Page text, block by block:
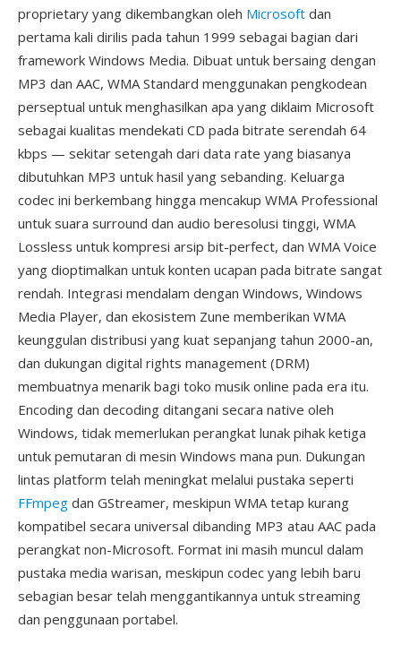
proprietary yang dikembangkan oleh Microsoft dan
pertama kali dirilis pada tahun 1999 sebagai bagian dari
framework Windows Media. Dibuat untuk bersaing dengan
MP3 dan AAC, WMA Standard menggunakan pengkodean
perseptual untuk menghasilkan apa yang diklaim Microsoft
sebagai kualitas mendekati CD pada bitrate serendah 64
kbps — sekitar setengah dari data rate yang biasanya
dibutuhkan MP3 untuk hasil yang sebanding. Keluarga
codec ini berkembang hingga mencakup WMA Professional
untuk suara surround dan audio beresolusi tinggi, WMA
Lossless untuk kompresi arsip bit-perfect, dan WMA Voice
yang dioptimalkan untuk konten ucapan pada bitrate sangat
rendah. Integrasi mendalam dengan Windows, Windows
Media Player, dan ekosistem Zune memberikan WMA
keunggulan distribusi yang kuat sepanjang tahun 2000-an,
dan dukungan digital rights management (DRM)
membuatnya menarik bagi toko musik online pada era itu.
Encoding dan decoding ditangani secara native oleh
Windows, tidak memerlukan perangkat lunak pihak ketiga
untuk pemutaran di mesin Windows mana pun. Dukungan
lintas platform telah meningkat melalui pustaka seperti
FFmpeg dan GStreamer, meskipun WMA tetap kurang
kompatibel secara universal dibanding MP3 atau AAC pada
perangkat non-Microsoft. Format ini masih muncul dalam
pustaka media warisan, meskipun codec yang lebih baru
sebagian besar telah menggantikannya untuk streaming
dan penggunaan portabel.